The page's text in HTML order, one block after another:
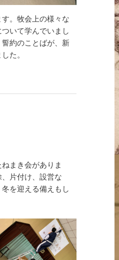
。牧会上の様々な
いて学んでいまし
約のことばが、新
た。
まき会がありま
片付け、設営な
を迎える備えもし